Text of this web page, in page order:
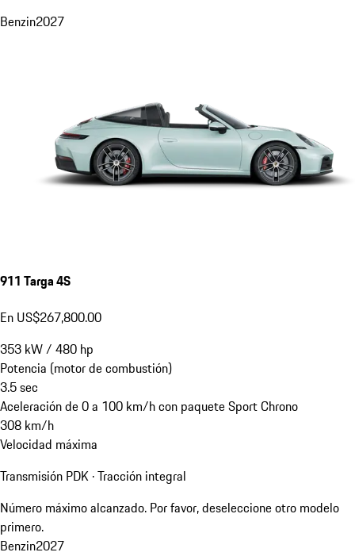
Benzin2027
911 Targa 4S
En US$267,800.00
353 kW/ 480 hp
Potencia (motor de combustión)
3.5sec
Aceleración de 0 a 100 km/h con paquete Sport Chrono
308 km/h
Velocidad máxima
Transmisión PDK · Tracción integral
Número máximo alcanzado. Por favor, deseleccione otro modelo
primero.
Benzin2027